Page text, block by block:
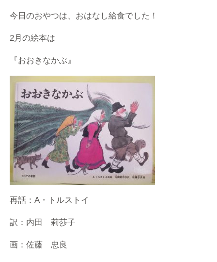
今日のおやつは、おはなし給食でした！
2月の絵本は
『おおきなかぶ』
再話：A・トルストイ
訳：内田 莉莎子
画：佐藤 忠良